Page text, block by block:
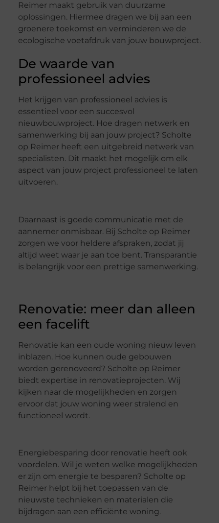
Reimer maakt gebruik van duurzame
oplossingen. Hiermee dragen we bij aan een
groenere toekomst en verminderen we de
ecologische voetafdruk van jouw bouwproject.
De waarde van
professioneel advies
Het krijgen van professioneel advies is
essentieel voor een succesvol
nieuwbouwproject. Hoe dragen netwerk en
samenwerking bij aan jouw project? Scholte
op Reimer heeft een uitgebreid netwerk van
specialisten. Dit maakt het mogelijk om elk
aspect van jouw project professioneel te laten
uitvoeren.
Daarnaast is goede communicatie met de
aannemer onmisbaar. Bij Scholte op Reimer
zorgen we voor heldere afspraken, zodat jij
altijd weet waar je aan toe bent. Transparantie
is belangrijk voor een prettige samenwerking.
Renovatie: meer dan alleen
een facelift
Renovatie kan een oude woning nieuw leven
inblazen. Hoe kunnen oude gebouwen
worden gerenoveerd? Scholte op Reimer
biedt expertise in renovatieprojecten. Wij
kijken naar de mogelijkheden en zorgen
ervoor dat jouw woning weer stralend en
functioneel wordt.
Energiebesparing door renovatie heeft ook
voordelen. Wil je weten welke mogelijkheden
er zijn om energie te besparen? Scholte op
Reimer helpt bij het toepassen van de
nieuwste technieken en materialen die
bijdragen aan een efficiënte woning.